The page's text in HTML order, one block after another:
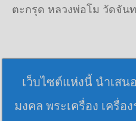
ตะกรุด หลวงพ่อโม วัดจัน
เว็บไซต์แห่งนี้ นำเสน
มงคล พระเครื่อง เครื่อ